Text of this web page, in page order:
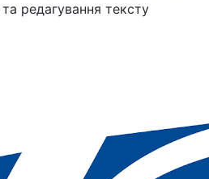
редагування тексту